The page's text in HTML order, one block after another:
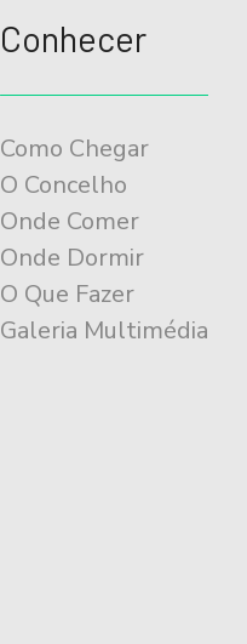
Conhecer
Como Chegar
O Concelho
Onde Comer
Onde Dormir
O Que Fazer
Galeria Multimédia